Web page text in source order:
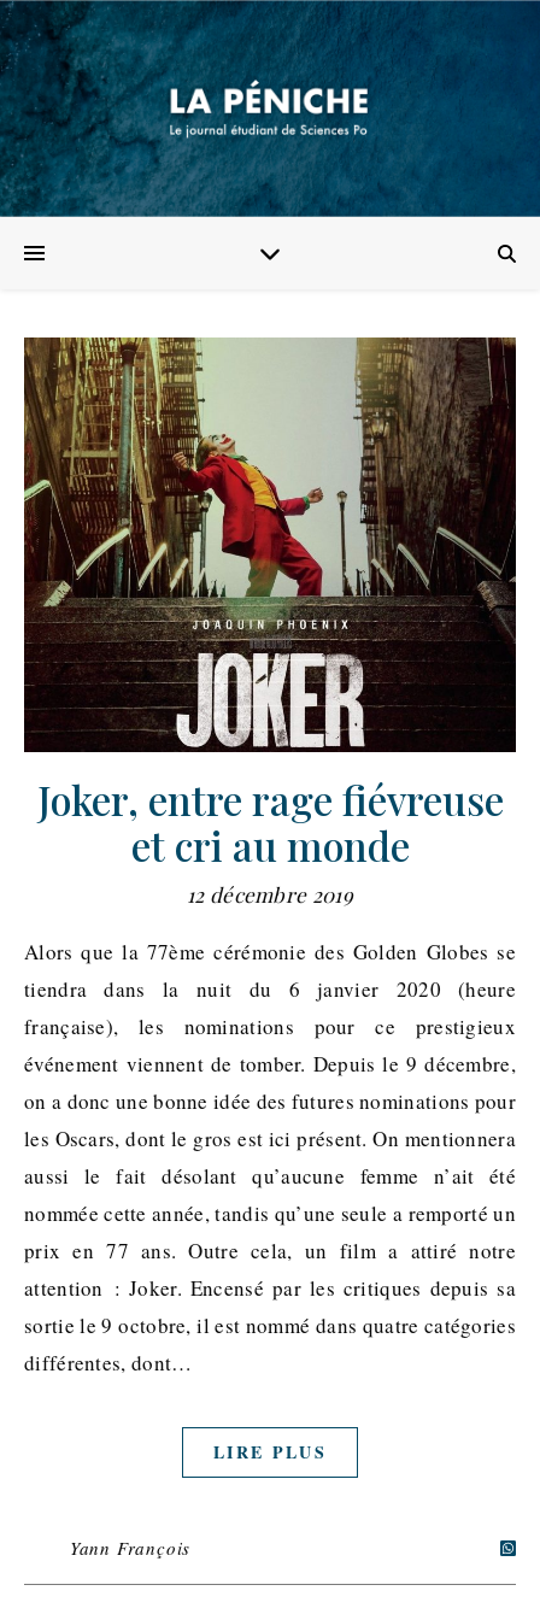
Joker, entre rage fiévreuse
et cri au monde
12 décembre 2019
Alors que la 77ème cérémonie des Golden Globes se
tiendra dans la nuit du 6 janvier 2020 (heure
française), les nominations pour ce prestigieux
événement viennent de tomber. Depuis le 9 décembre,
on a donc une bonne idée des futures nominations pour
les Oscars, dont le gros est ici présent. On mentionnera
aussi le fait désolant qu’aucune femme n’ait été
nommée cette année, tandis qu’une seule a remporté un
prix en 77 ans. Outre cela, un film a attiré notre
attention : Joker. Encensé par les critiques depuis sa
sortie le 9 octobre, il est nommé dans quatre catégories
différentes, dont…
LIRE PLUS
Yann François